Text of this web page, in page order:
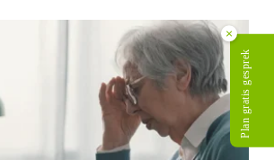
×
Plan gratis gesprek